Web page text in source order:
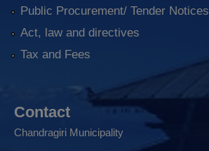
Public Procurement/ Tender Notices
Act, law and directives
Tax and Fees
Contact
Chandragiri Municipality